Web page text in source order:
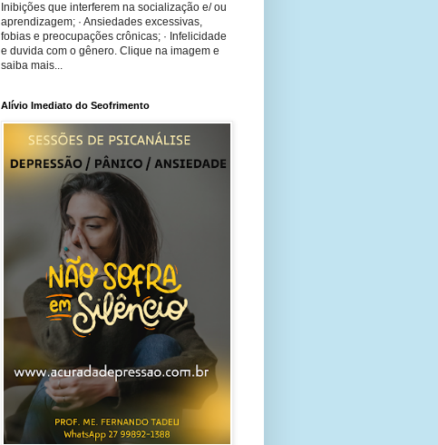
Inibições que interferem na socialização e/ ou
aprendizagem; · Ansiedades excessivas,
fobias e preocupações crônicas; · Infelicidade
e duvida com o gênero. Clique na imagem e
saiba mais...
Alívio Imediato do Seofrimento